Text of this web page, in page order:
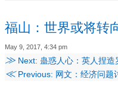
福山：世界或将转
May 9, 2017, 4:34 pm
≫ Next: 蛊惑人心：英人捏
≪Previous: 网文：经济问题